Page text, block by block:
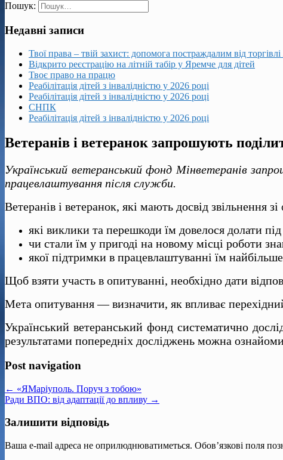
Пошук:
Недавні записи
Твої права – твій захист: допомога постраждалим від
Відкрито реєстрацію на літній табір у Яремче для дітей
Твоє право на працю
Реабілітація дітей з інвалідністю у 2026 році
Реабілітація дітей з інвалідністю у 2026 році
СНПК
Реабілітація дітей з інвалідністю у 2026 році
Ветеранів і ветеранок запрошують
Український ветеранський фонд Мінветеранів
працевлаштування після служби.
Ветеранів і ветеранок, які мають досвід звільнення
які виклики та перешкоди їм довелося долати
чи стали їм у пригоді на новому місці роботи
якої підтримки в працевлаштуванні їм
Щоб взяти участь в опитуванні, необхідно дати
Мета опитування — визначити, як впливає
Український ветеранський фонд систематично
результатами попередніх досліджень можна
Post navigation
← «ЯМаріуполь. Поруч з тобою»
Ради ВПО: від адаптації до впливу →
Залишити відповідь
Ваша e-mail адреса не оприлюднюватиметься. Обов’язкові поля